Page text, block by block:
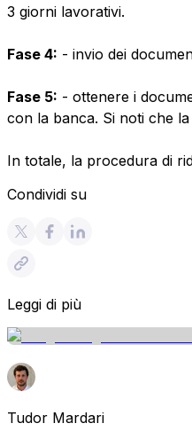
3 giorni lavorativi.
Fase 4: - invio dei
Fase 5: - ottenere i
con la banca. Si noti che
In totale, la procedura di
Condividi su
Leggi di più
Tudor Mardari